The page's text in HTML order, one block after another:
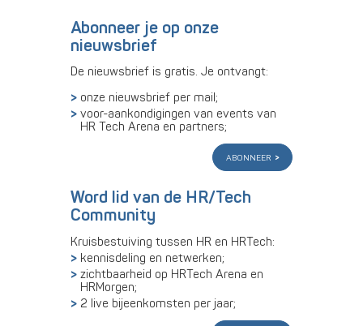
Abonneer je op onze
nieuwsbrief
De nieuwsbrief is gratis. Je ontvangt:
onze nieuwsbrief per mail;
voor-aankondigingen van events van
HR Tech Arena en partners;
abonneer
Word lid van de HR/Tech
Community
Kruisbestuiving tussen HR en HRTech:
kennisdeling en netwerken;
zichtbaarheid op HRTech Arena en
HRMorgen;
2 live bijeenkomsten per jaar;